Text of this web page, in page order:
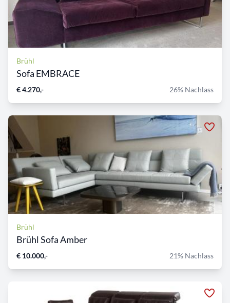
Brühl
Sofa EMBRACE
€ 4.270,- 26% Nachlass
Brühl
Brühl Sofa Amber
€ 10.000,- 21% Nachlass